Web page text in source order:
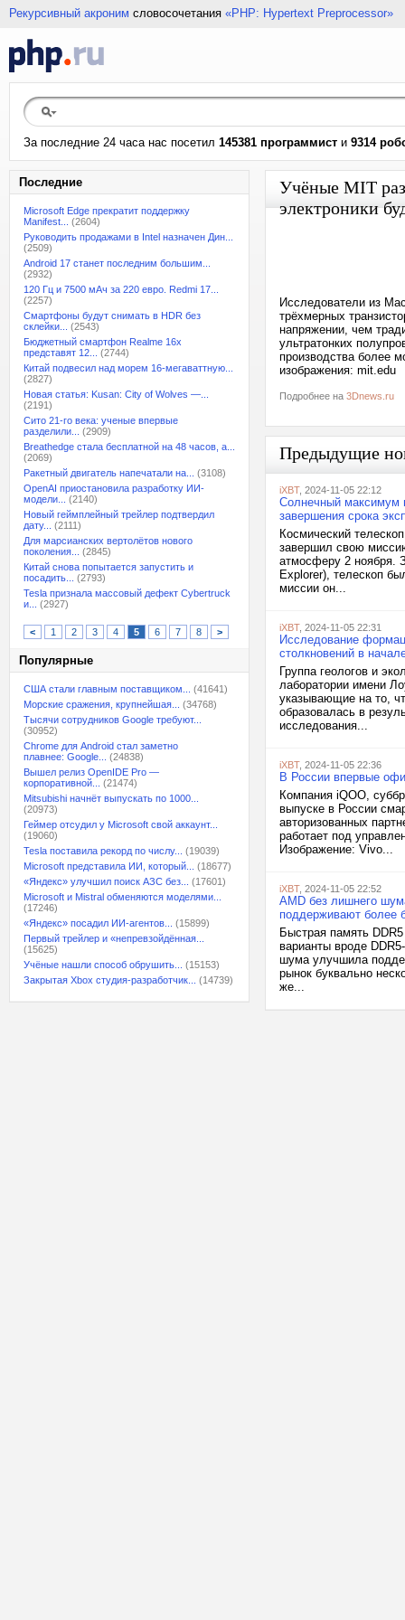
Рекурсивный акроним словосочетания «PHP: Hypertext Preprocessor»
За последние 24 часа нас посетил 145381 программист и 9314
Последние
Microsoft Edge прекратит поддержку
Manifest...
(2604)
Руководить продажами в Intel назначен Дин...
(2509)
Android 17 станет последним большим...
(2932)
120 Гц и 7500 мАч за 220 евро. Redmi 17...
(2257)
Смартфоны будут снимать в HDR без
склейки...
(2543)
Бюджетный смартфон Realme 16x
представят 12...
(2744)
Китай подвесил над морем 16-мегаваттную...
(2827)
Новая статья: Kusan: City of Wolves —...
(2191)
Сито 21-го века: ученые впервые
разделили...
(2909)
Breathedge стала бесплатной на 48 часов, а...
(2069)
Ракетный двигатель напечатали на...
(3108)
OpenAI приостановила разработку ИИ-
модели...
(2140)
Новый геймплейный трейлер подтвердил
дату...
(2111)
Для марсианских вертолётов нового
поколения...
(2845)
Китай снова попытается запустить и
посадить...
(2793)
Tesla признала массовый дефект Cybertruck
и...
(2927)
< 1 2 3 4 5 6 7 8 >
Популярные
США стали главным поставщиком...
(41641)
Морские сражения, крупнейшая...
(34768)
Тысячи сотрудников Google требуют...
(30952)
Chrome для Android стал заметно
плавнее: Google...
(24838)
Вышел релиз OpenIDE Pro —
корпоративной...
(21474)
Mitsubishi начнёт выпускать по 1000...
(20973)
Геймер отсудил у Microsoft свой аккаунт...
(19060)
Tesla поставила рекорд по числу...
(19039)
Microsoft представила ИИ, который...
(18677)
«Яндекс» улучшил поиск АЗС без...
(17601)
Microsoft и Mistral обменяются моделями...
(17246)
«Яндекс» посадил ИИ-агентов...
(15899)
Первый трейлер и «непревзойдённая...
(15625)
Учёные нашли способ обрушить...
(15153)
Закрытая Xbox студия-разработчик...
(14739)
Учёные MIT
электроники
Исследователи из
трёхмерных
напряжении, чем
ультратонких
производства более
изображения: mit.edu
Подробнее на 3Dnews.ru
Предыдущие
iXBT, 2024-11-05 22:12
Солнечный максимум
завершения срока
Космический
завершил свою
атмосферу 2 ноября.
Explorer), телескоп
миссии он...
iXBT, 2024-11-05 22:31
Исследование
столкновений в
Группа геологов и
лаборатории имени
указывающие на то,
образовалась в
исследования...
iXBT, 2024-11-05 22:36
В России впервые
Компания iQOO,
выпуске в России
авторизованных
работает под
Изображение: Vivo...
iXBT, 2024-11-05 22:52
AMD без лишнего
поддерживают более
Быстрая память
варианты вроде
шума улучшила
рынок буквально
же...